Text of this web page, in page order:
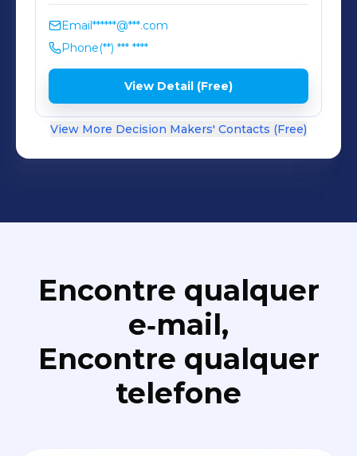
Email******@***.com
Phone(**) *** ****
View Detail (Free)
View More Decision Makers' Contacts (Free)
Encontre qualquer
e‑mail,
Encontre qualquer
telefone